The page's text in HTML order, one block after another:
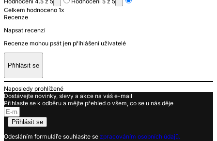
Celkem hodnoceno 1x
Recenze
Napsat recenzi
Recenze mohou psát jen přihlášení uživatelé
Přihlásit se
Naposledy prohlížené
Dostávejte novinky, slevy a akce na váš e-mail
Přihlaste se k odběru a mějte přehled o všem, co se u nás děje
Přihlásit se
Odesláním formuláře souhlasíte se zpracováním osobních údajů.